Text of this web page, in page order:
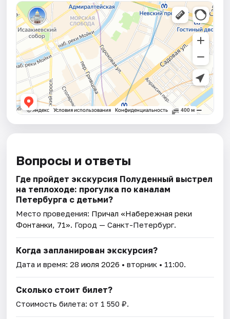
Вопросы и ответы
Где пройдет экскурсия Полуденный выстрел
на теплоходе: прогулка по каналам
Петербурга с детьми?
Место проведения: Причал «Набережная реки
Фонтанки, 71». Город — Санкт-Петербург.
Когда запланирован экскурсия?
Дата и время:28 июля 2026 • вторник • 11:00.
Сколько стоит билет?
Стоимость билета: от 1 550 ₽.